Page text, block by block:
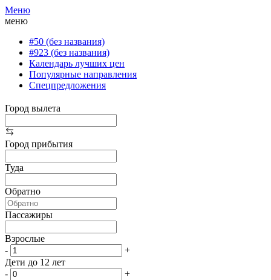
Меню
меню
#50 (без названия)
#923 (без названия)
Календарь лучших цен
Популярные направления
Спецпредложения
Город вылета
Город прибытия
Туда
Обратно
Пассажиры
Взрослые
-
+
Дети до 12 лет
-
+